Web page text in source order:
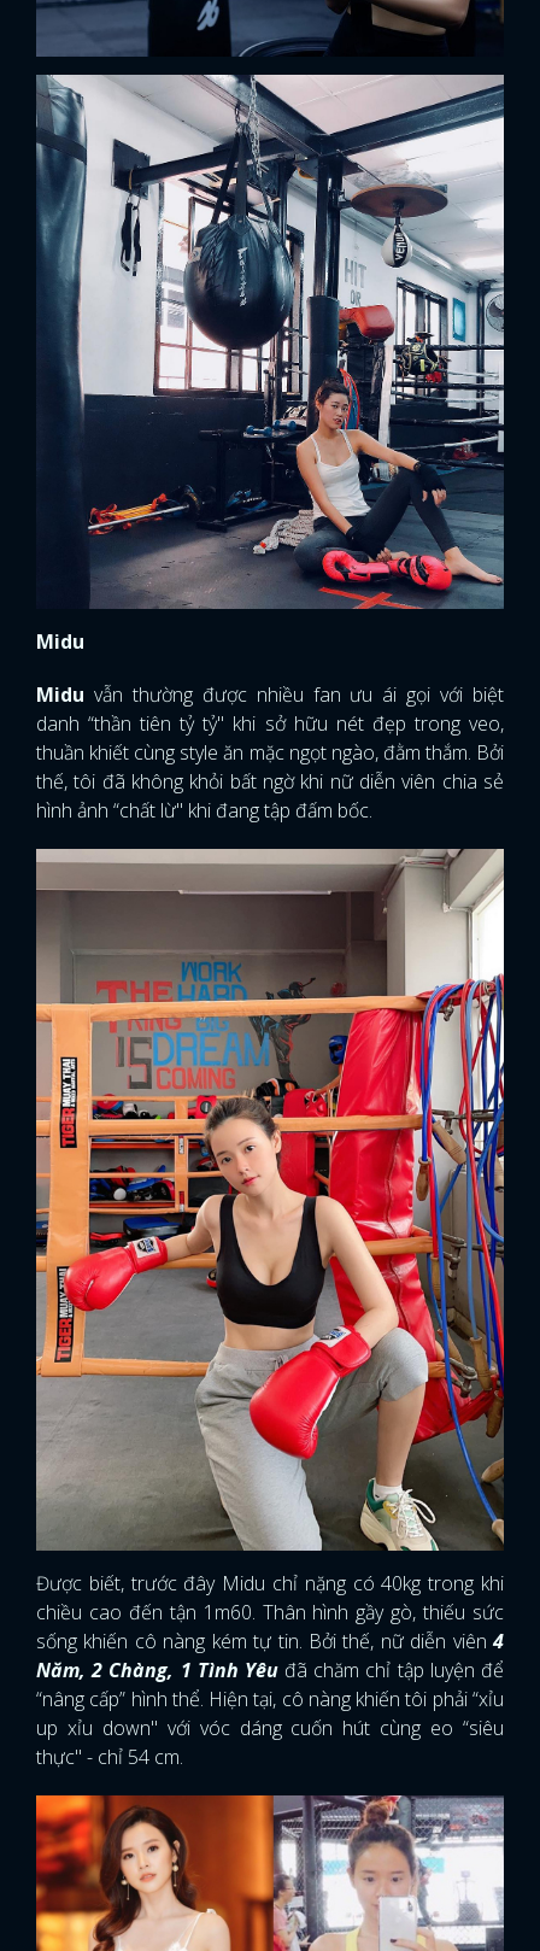
x
ĐĂNG NHẬP
Midu
Midu vẫn thường được nhiều fan ưu ái gọi với biệt
danh “thần tiên tỷ tỷ" khi sở hữu nét đẹp trong veo,
thuần khiết cùng style ăn mặc ngọt ngào, đằm thắm. Bởi
thế, tôi đã không khỏi bất ngờ khi nữ diễn viên chia sẻ
hình ảnh “chất lừ" khi đang tập đấm bốc.
Được biết, trước đây Midu chỉ nặng có 40kg trong khi
chiều cao đến tận 1m60. Thân hình gầy gò, thiếu sức
sống khiến cô nàng kém tự tin. Bởi thế, nữ diễn viên4
Năm, 2 Chàng, 1 Tình Yêuđã chăm chỉ tập luyện để
“nâng cấp” hình thể. Hiện tại, cô nàng khiến tôi phải “xỉu
up xỉu down" với vóc dáng cuốn hút cùng eo “siêu
thực" - chỉ 54 cm.